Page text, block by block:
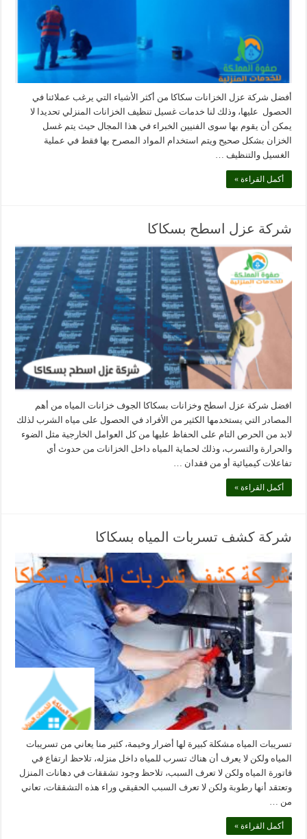
أفضل شركة عزل الخزانات سكاكا من أكثر الأشياء التي يرغب عملائنا في
الحصول عليها، وذلك لنا خدمات غسيل تنظيف الخزانات المنزلي تحديدا لا
يمكن أن يقوم بها سوى الفنيين الخبراء في هذا المجال حيث يتم غسل
الخزان بشكل صحيح ويتم استخدام المواد المصرح بها فقط في عملية
الغسيل والتنظيف …
أكمل القراءة »
شركة عزل اسطح بسكاكا
افضل شركة عزل اسطح وخزانات بسكاكا الجوف خزانات المياه من أهم
المصادر التي يستخدمها الكثير من الأفراد في الحصول على مياه الشرب لذلك
لابد من الحرص التام على الحفاظ عليها من كل العوامل الخارجية مثل الضوء
والحرارة والتسرب، وذلك لحماية المياه داخل الخزانات من حدوث أي
تفاعلات كيميائية أو من فقدان …
أكمل القراءة »
شركة كشف تسربات المياه بسكاكا
تسريبات المياه مشكلة كبيرة لها أضرار وخيمة، كثير منا يعاني من تسريبات
المياه ولكن لا يعرف أن هناك تسرب للمياه داخل منزله، تلاحظ ارتفاع في
فاتورة المياه ولكن لا تعرف السبب، تلاحظ وجود تشققات في دهانات المنزل
وتعتقد أنها رطوبة ولكن لا تعرف السبب الحقيقي وراء هذه التشققات، تعاني
من …
أكمل القراءة »